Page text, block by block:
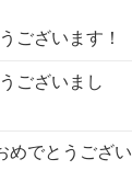
ございます！
ございまし
めでとうござい